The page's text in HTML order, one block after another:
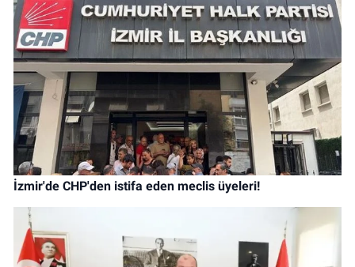
İzmir'de CHP'den istifa eden meclis üyeleri!